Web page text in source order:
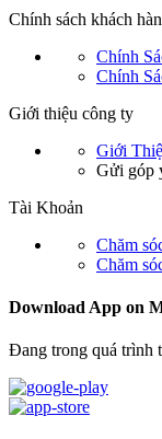
Chính sách khách
Chính
Chính
Giới thiệu công ty
Giới
Gửi góp
Tài Khoản
Chăm
Chăm
Download App on
Đang trong quá trình